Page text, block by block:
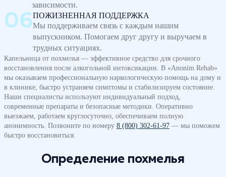
зависимости.
ПОЖИЗНЕННАЯ ПОДДЕРЖКА
Мы поддерживаем связь с каждым нашим
выпускником. Помогаем друг другу и выручаем в
трудных ситуациях.
Капельница от похмелья — эффективное средство для срочного
восстановления после алкогольной интоксикации. В «Anonim Rehab»
мы оказываем профессиональную наркологическую помощь на дому и
в клинике, быстро устраняем симптомы и стабилизируем состояние.
Наши специалисты используют индивидуальный подход,
современные препараты и безопасные методики. Оперативно
выезжаем, работаем круглосуточно, обеспечиваем полную
анонимность. Позвоните по номеру 8 (800) 302-61-97 — мы поможем
быстро восстановиться.
Определение похмелья